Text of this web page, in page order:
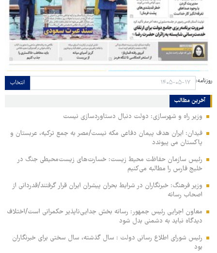
روزنامه: انتخاب
آخرین مطالب
وزیر راه و شهرسازی: دولت دنبال دستاوردسازی نیست
فیدان: ایران هدف پیمان دفاعی مکه نیست/مصر به جمع ترکیه، عربستان و
پاکستان می پیوندد
رئیس سازمان حفاظت محیط زیست: خسارت‌های زیست‌محیطی جنگ در
خلیج فارس را مطالبه‌ می‌کنیم
وزیر فرهنگ: خبرنگاران در شرایط بحران پیشران ایران قرار گرفتند/قدردانی از
اصحاب رسانه
معاون اجرایی رئیس جمهور: رسانه بخش جدایی‌ناپذیر حکمرانی است/اختلاف
دیدگاه نباید به دشمنی بدل شود
رئیس شورای اطلاع رسانی دولت : سال گذشته، سال سختی برای خبرنگاران
بود